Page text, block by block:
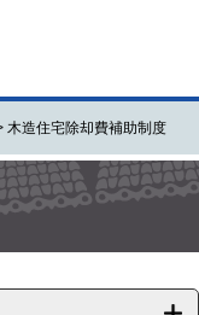
木造住宅除却費補助制度